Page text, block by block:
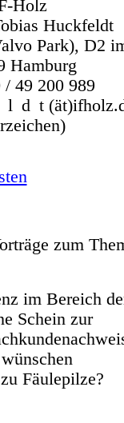
Holz
Huckfeldt
Park), D2
Hamburg
/ 49 200 989
l_ d_ t
zum
im Bereich
Schein zur
Fäulepilze?